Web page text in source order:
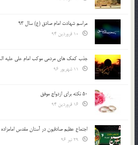
مراسم شهادت امام صادق (ع) سال 93
جذب کمک های مردمی موکب امام علی علیه
50 نکته برای ازدواج موفق
اجتماع عظیم صادقیون در آستان مقدس امامزاده